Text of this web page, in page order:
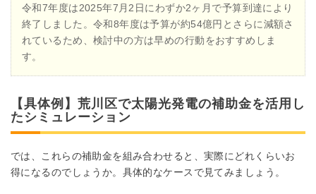
令和7年度は2025年7月2日にわずか2ヶ月で予算到達により
終了しました。令和8年度は予算が約54億円とさらに減額さ
れているため、検討中の方は早めの行動をおすすめしま
す。
【具体例】荒川区で太陽光発電の補助金を活用し
たシミュレーション
では、これらの補助金を組み合わせると、実際にどれくらいお
得になるのでしょうか。具体的なケースで見てみましょう。